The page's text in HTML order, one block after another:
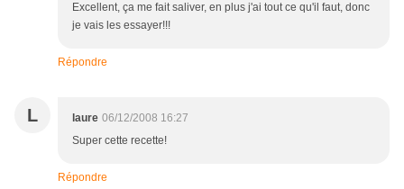
Excellent, ça me fait saliver, en plus j'ai tout ce qu'il faut, donc
je vais les essayer!!!
Répondre
L laure 06/12/2008 16:27
Super cette recette!
Répondre